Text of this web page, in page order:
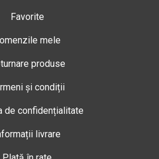
Favorite
mele
produse
și condiții
de confidențialitate
livrare